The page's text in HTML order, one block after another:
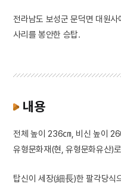
전라남도 보성군 문덕면 대원
사리를 봉안한 승탑.
내용
전체 높이 236㎝, 비신 높이
유형문화재(현, 유형문화유산)
탑신이 세장(細長)한 팔각당식